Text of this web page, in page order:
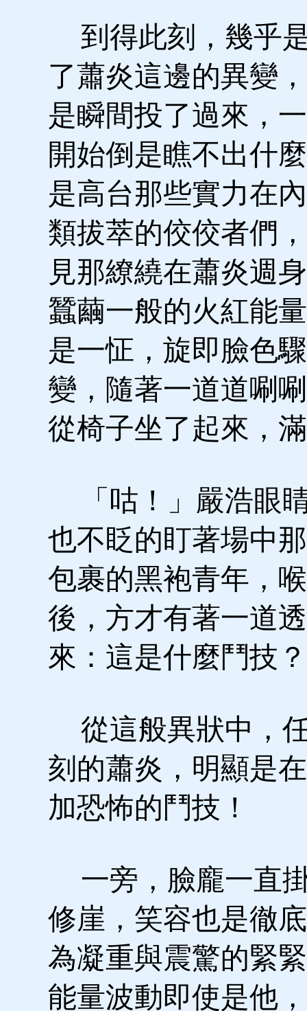
到得此刻，幾乎
了蕭炎這邊的異變
是瞬間投了過來，
開始倒是瞧不出什
是高台那些實力在
類拔萃的佼佼者們
見那繚繞在蕭炎週
蠶繭一般的火紅能
是一怔，旋即臉色
變，隨著一道道唰
從椅子坐了起來，
「咕！」嚴浩眼
也不眨的盯著場中
包裹的黑袍青年，
後，方才有著一道
來：這是什麼鬥技
從這般異狀中，
刻的蕭炎，明顯是
加恐怖的鬥技！
一旁，臉龐一直
修崖，笑容也是徹
為凝重與震驚的緊
能量波動即使是他